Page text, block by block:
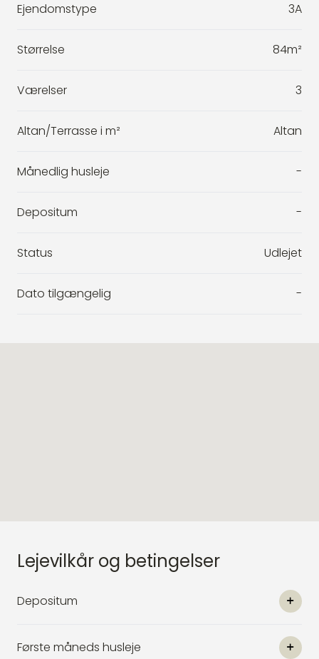
Ejendomstype 3A
Størrelse 84m²
Værelser 3
Altan/Terrasse i m² Altan
Månedlig husleje -
Depositum -
Status Udlejet
Dato tilgængelig -
Lejevilkår og betingelser
Depositum
Første måneds husleje